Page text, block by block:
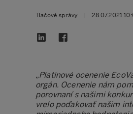
Tlačové správy 28.07.2021
„Platinové ocenenie
orgán. Ocenenie nám
porovnaní s našimi
vrelo poďakovať našim